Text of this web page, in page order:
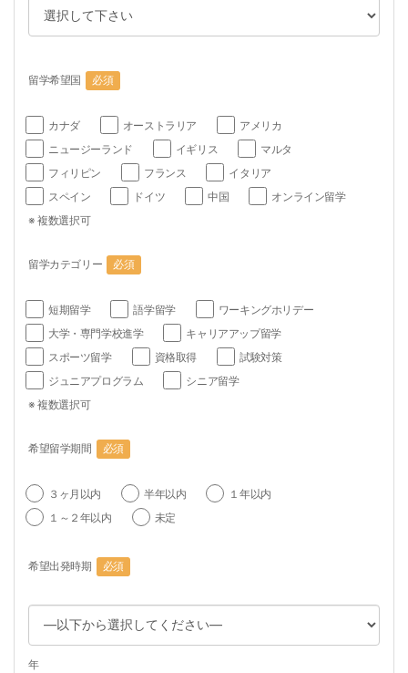
留学希望国 必須
カナダ オーストラリア
アメリカ
ニュージーランド
イギリス
マルタ
フィリピン
フランス
イタリア
スペイン
ドイツ 中国
オンライン留学
※ 複数選択可
留学カテゴリー 必須
短期留学 語学留学
ワーキングホリデー
大学・専門学校進学
キャリアアップ留学
スポーツ留学
資格取得
試験対策
ジュニアプログラム
シニア留学
※ 複数選択可
希望留学期間 必須
３ヶ月以内 半年以内
１年以内
１～２年以内
未定
希望出発時期 必須
年